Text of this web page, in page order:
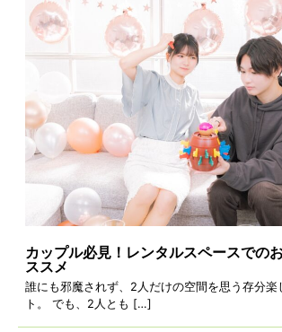
カップル必見！レンタルスペースでの
ススメ
誰にも邪魔されず、2人だけの空間を思う存分楽
ト。 でも、2人とも […]